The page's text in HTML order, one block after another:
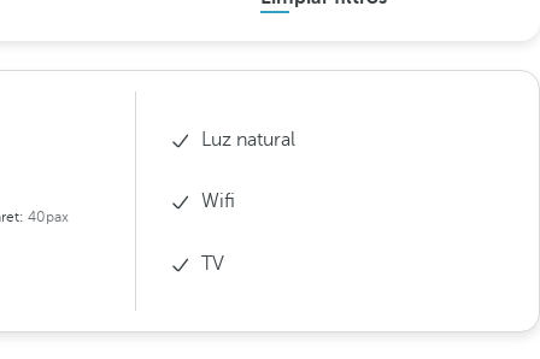
40pax
Luz natural
Wifi
TV